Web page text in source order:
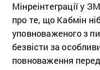
Мінреінтеграції у
про те, що Кабмін
уповноваженого з
безвісти за
повноваження